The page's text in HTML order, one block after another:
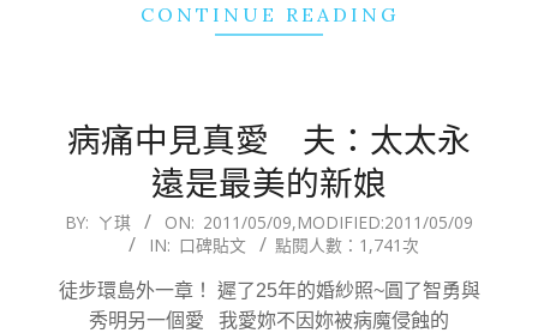
CONTINUE READING
病痛中見真愛 夫：太太永
遠是最美的新娘
2011-
09
BY: ㄚ琪 ON: 2011/05/09,MODIFIED:2011/05/09
IN: 口碑貼文 點閱人數：1,741次
徒步環島外一章！ 遲了25年的婚紗照~圓了智勇與
秀明另一個愛 我愛妳不因妳被病魔侵蝕的